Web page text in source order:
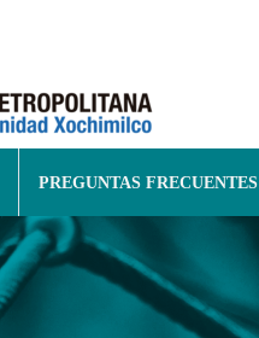
PREGUNTAS FRECUENTES